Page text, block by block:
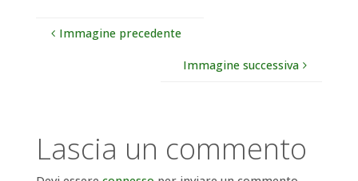
Immagine precedente
Immagine successiva
Lascia un commento